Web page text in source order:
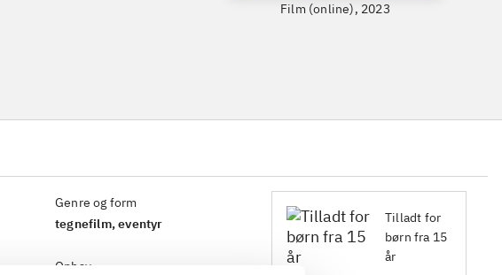
Film (online), 2023
Genre og form
tegnefilm, eventyr
Ophav
Tilladt for
børn fra 15
år